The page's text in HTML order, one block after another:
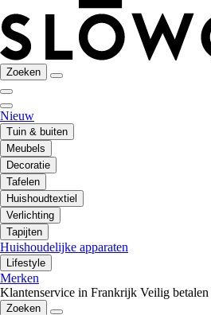
Zoeken
Nieuw
Tuin & buiten
Meubels
Decoratie
Tafelen
Huishoudtextiel
Verlichting
Tapijten
Huishoudelijke apparaten
Lifestyle
Merken
Klantenservice in Frankrijk Veilig betalen
Zoeken